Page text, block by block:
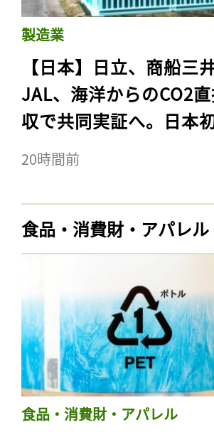
製造業
【日本】日立、商船三井
JAL、海洋からのCO2
収で共同実証へ。日本
20時間前
食品・消費財・アパレル
食品・消費財・アパレル